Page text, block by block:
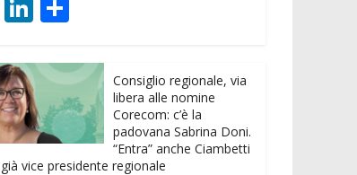
e
b
o
o
k
er
A
p
p
n
g
er
t
k
e
dI
n
n
di
vi
di
Consiglio regionale, via
libera alle nomine
Corecom: c’è la
padovana Sabrina Doni.
“Entra” anche Ciambetti
già vice presidente regionale